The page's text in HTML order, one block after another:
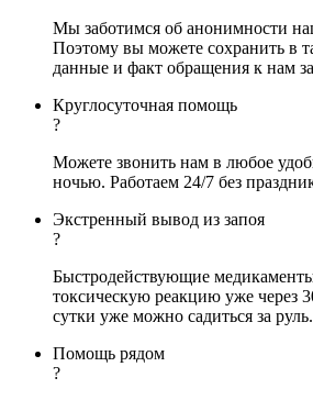
Мы заботимся об анонимности
Поэтому вы можете сохранить в
данные и факт обращения к нам
Круглосуточная помощь
?
Можете звонить нам в любое
ночью. Работаем 24/7 без
Экстренный вывод из запоя
?
Быстродействующие
токсическую реакцию уже через
сутки уже можно садиться за руль.
Помощь рядом
?